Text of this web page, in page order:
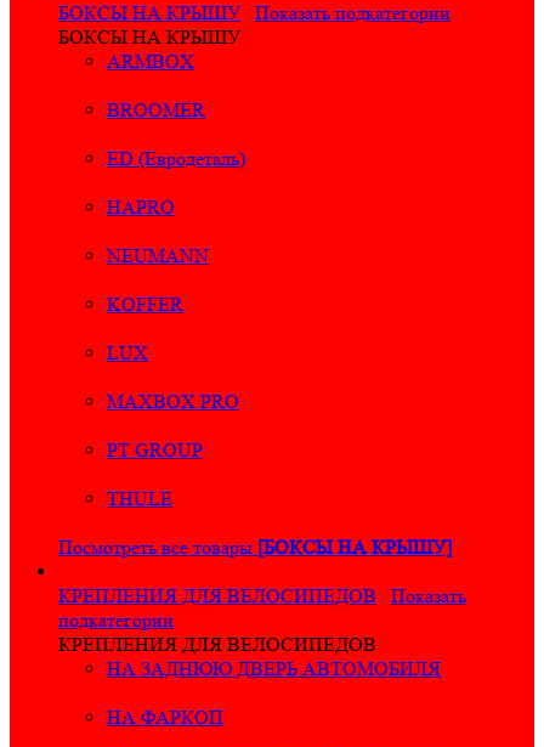
БОКСЫ НА КРЫШУ
Показать подкатегории
БОКСЫ НА КРЫШУ
ARMBOX
BROOMER
ED (Евродеталь)
HAPRO
NEUMANN
KOFFER
LUX
MAXBOX PRO
PT GROUP
THULE
Посмотреть все товары [БОКСЫ НА КРЫШУ]
КРЕПЛЕНИЯ ДЛЯ ВЕЛОСИПЕДОВ
Показать
подкатегории
КРЕПЛЕНИЯ ДЛЯ ВЕЛОСИПЕДОВ
НА ЗАДНЮЮ ДВЕРЬ АВТОМОБИЛЯ
НА ФАРКОП